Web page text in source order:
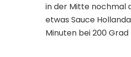
in der Mitte nochmal
etwas Sauce
Minuten bei 200